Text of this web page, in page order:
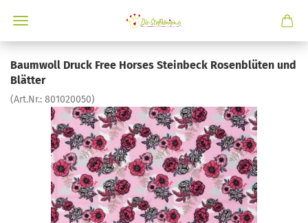
Baumwoll Druck Free Horses Steinbeck Rosenblüten und
Blätter
(Art.Nr.: 801020050)